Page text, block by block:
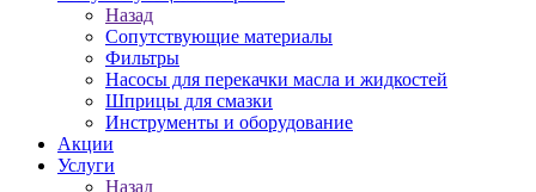
Назад
Сопутствующие материалы
Фильтры
Насосы для перекачки масла и жидкостей
Шприцы для смазки
Инструменты и оборудование
Акции
Услуги
Назад